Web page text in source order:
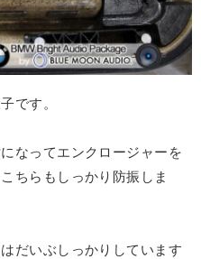
です。
なってエンクロージャーを
ちらもしっかり防振しま
だいぶしっかりしています